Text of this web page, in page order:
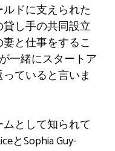
ドに支えられた
し手の共同設立
と仕事をするこ
一緒にスタートア
ていると言いま
として知られて
とSophia Guy-